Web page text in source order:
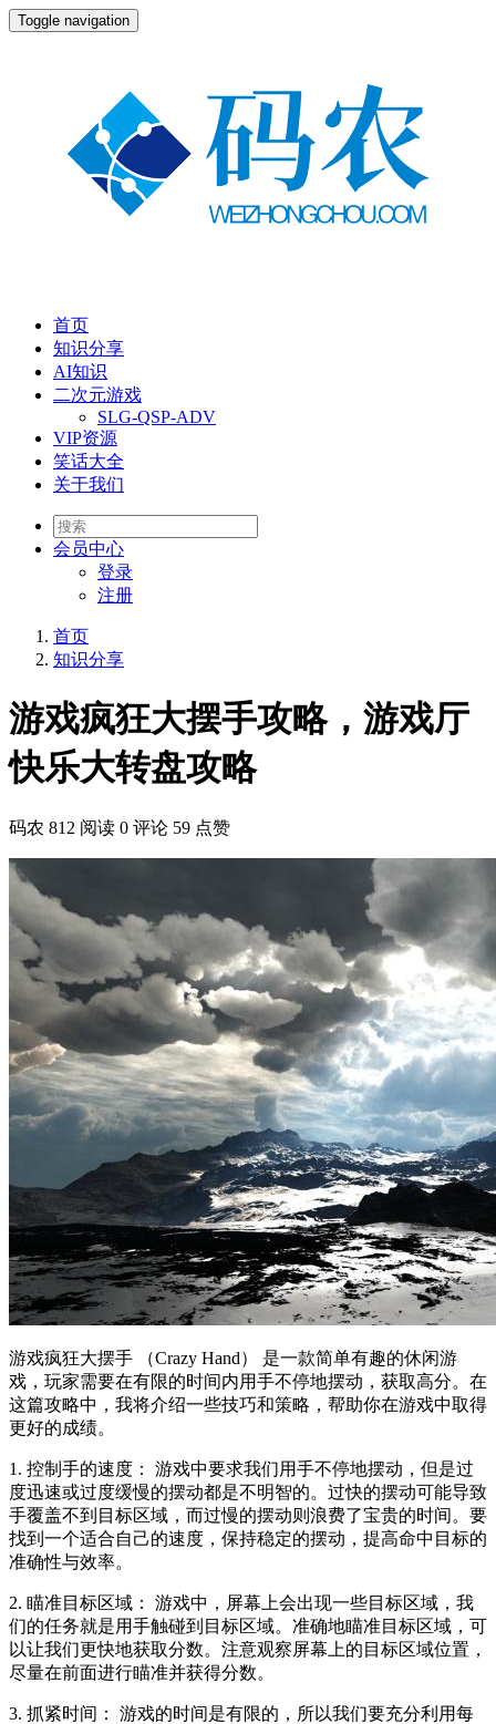
Toggle navigation
首页
知识分享
AI知识
二次元游戏
SLG-QSP-ADV
VIP资源
笑话大全
关于我们
会员中心
登录
注册
首页
知识分享
游戏疯狂大摆手攻略，游戏厅
快乐大转盘攻略
码农 812 阅读 0 评论 59 点赞
游戏疯狂大摆手 （Crazy Hand） 是一款简单有趣的休闲游
戏，玩家需要在有限的时间内用手不停地摆动，获取高分。在
这篇攻略中，我将介绍一些技巧和策略，帮助你在游戏中取得
更好的成绩。
1. 控制手的速度： 游戏中要求我们用手不停地摆动，但是过
度迅速或过度缓慢的摆动都是不明智的。过快的摆动可能导致
手覆盖不到目标区域，而过慢的摆动则浪费了宝贵的时间。要
找到一个适合自己的速度，保持稳定的摆动，提高命中目标的
准确性与效率。
2. 瞄准目标区域： 游戏中，屏幕上会出现一些目标区域，我
们的任务就是用手触碰到目标区域。准确地瞄准目标区域，可
以让我们更快地获取分数。注意观察屏幕上的目标区域位置，
尽量在前面进行瞄准并获得分数。
3. 抓紧时间： 游戏的时间是有限的，所以我们要充分利用每